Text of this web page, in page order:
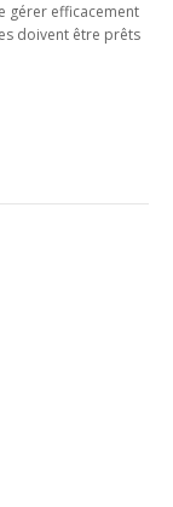
gérer efficacement
doivent être prêts